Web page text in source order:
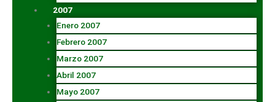
2007
Enero 2007
Febrero 2007
Marzo 2007
Abril 2007
Mayo 2007